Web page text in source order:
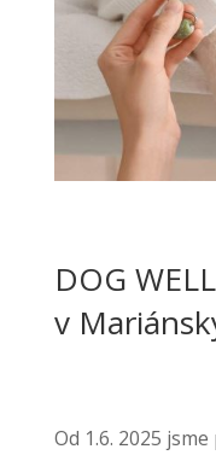
DOG
v
Od 1.6. 2025